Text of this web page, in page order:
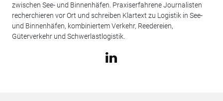
zwischen See- und Binnenhäfen. Praxiserfahrene Journalisten
recherchieren vor Ort und schreiben Klartext zu Logistik in See-
und Binnenhäfen, kombiniertem Verkehr, Reedereien,
Güterverkehr und Schwerlastlogistik.